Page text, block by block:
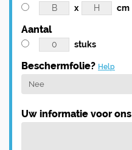
x
cm
Aantal
stuks
Beschermfolie? Help
Uw informatie voor ons